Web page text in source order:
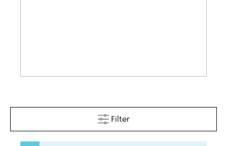
Filter